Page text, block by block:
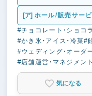
[ア] ホール/販売サー
#チョコレート・ショコ
#かき氷・アイス・冷菓#
#ウェディング・オーダ
#店舗運営・マネジメント
気になる